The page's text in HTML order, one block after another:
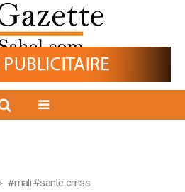
#mali #sante cmss